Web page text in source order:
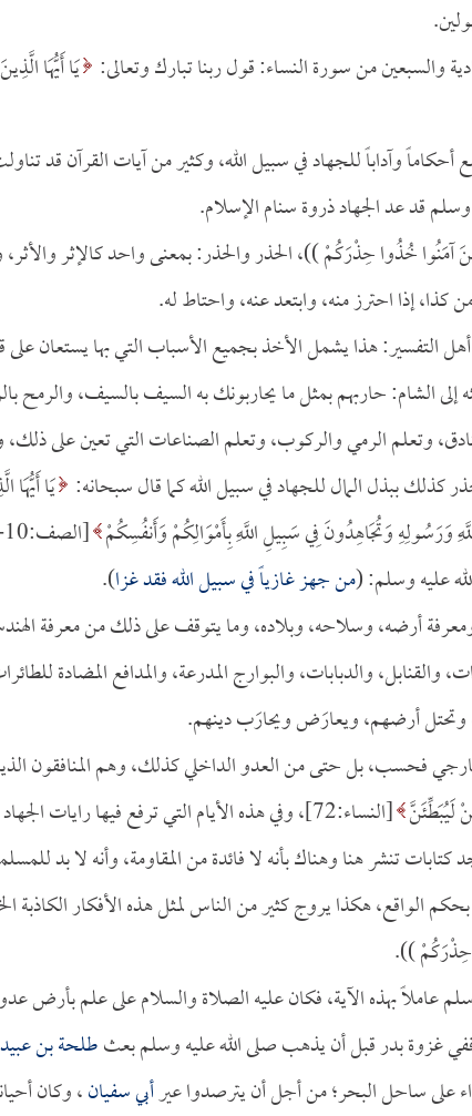
والسبعين من سورة النساء: قول ربنا تبارك وتعالى: يَا أَيُّهَا
وآداباً للجهاد في سبيل الله، وكثير من آيات القرآن قد
قد عد الجهاد ذروة سنام الإسلام.
آمَنُوا خُذُوا حِذْرَكُمْ ))، الحذر والحذر: بمعنى واحد كالإثر
إذا احترز منه، وابتعد عنه، واحتاط له.
التفسير: هذا يشمل الأخذ بجميع الأسباب التي بها يستعان على
إلى الشام: حاربهم بمثل ما يحاربونك به السيف بالسيف، والرمح
وتعلم الرمي والركوب، وتعلم الصناعات التي تعين على
ببذل المال للجهاد في سبيل الله كما قال سبحانه: يَا
وَرَسُولِهِ وَتُجَاهِدُونَ فِي سَبِيلِ اللَّهِ بِأَمْوَالِكُمْ وَأَنفُسِكُمْ
عليه وسلم: (من جهز غازياً في سبيل الله فقد غزا).
أرضه، وسلاحه، وبلاده، وما يتوقف على ذلك من معرفة
والقنابل، والدبابات، والبوارج المدرعة، والمدافع المضادة
وتحتل أرضهم، ويعارَض ويحارَب دينهم.
فحسب، بل حتى من العدو الداخلي كذلك، وهم المنافقون
لَيُبَطِّئَنَّ
[النساء:72]، وفي هذه الأيام التي ترفع فيها رايات
كتابات تنشر هنا وهناك بأنه لا فائدة من المقاومة، وأنه لا بد
الواقع، هكذا يروج كثير من الناس لمثل هذه الأفكار الكاذبة
)).
عاملاً بهذه الآية، فكان عليه الصلاة والسلام على علم بأرض
ففي غزوة بدر قبل أن يذهب صلى الله عليه وسلم بعثطلحة بن عبيد
على ساحل البحر؛ من أجل أن يترصدوا عيرأبي سفيان، وكان